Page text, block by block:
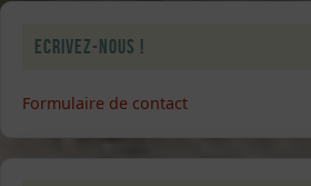
Ecrivez-nous !
Formulaire de contact